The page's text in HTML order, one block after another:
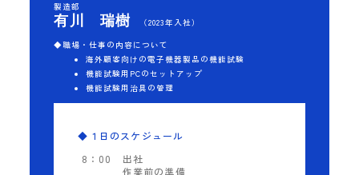
製造部
有川 瑞樹 （2023年入社）
◆職場・仕事の内容について
海外顧客向けの電子機器製品の機能試験
機能試験用PCのセットアップ
機能試験用治具の管理
◆１日のスケジュール
8：00
出社
作業前の準備